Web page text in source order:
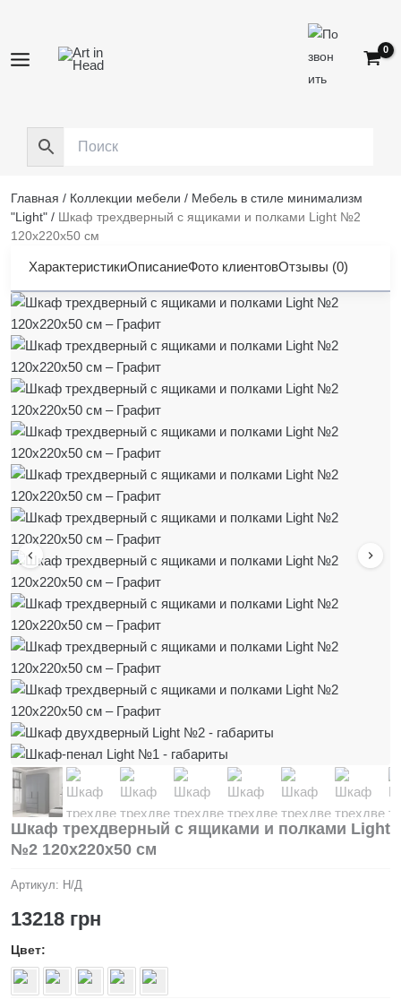
содержимому
Главная / Коллекции мебели / Мебель в стиле минимализм
"Light" / Шкаф трехдверный с ящиками и полками Light №2
120х220х50 см
ХарактеристикиОписаниеФото клиентовОтзывы (0)
Шкаф трехдверный с ящиками и полками Light
№2 120х220х50 см
Артикул: Н/Д
13218 грн
Цвет